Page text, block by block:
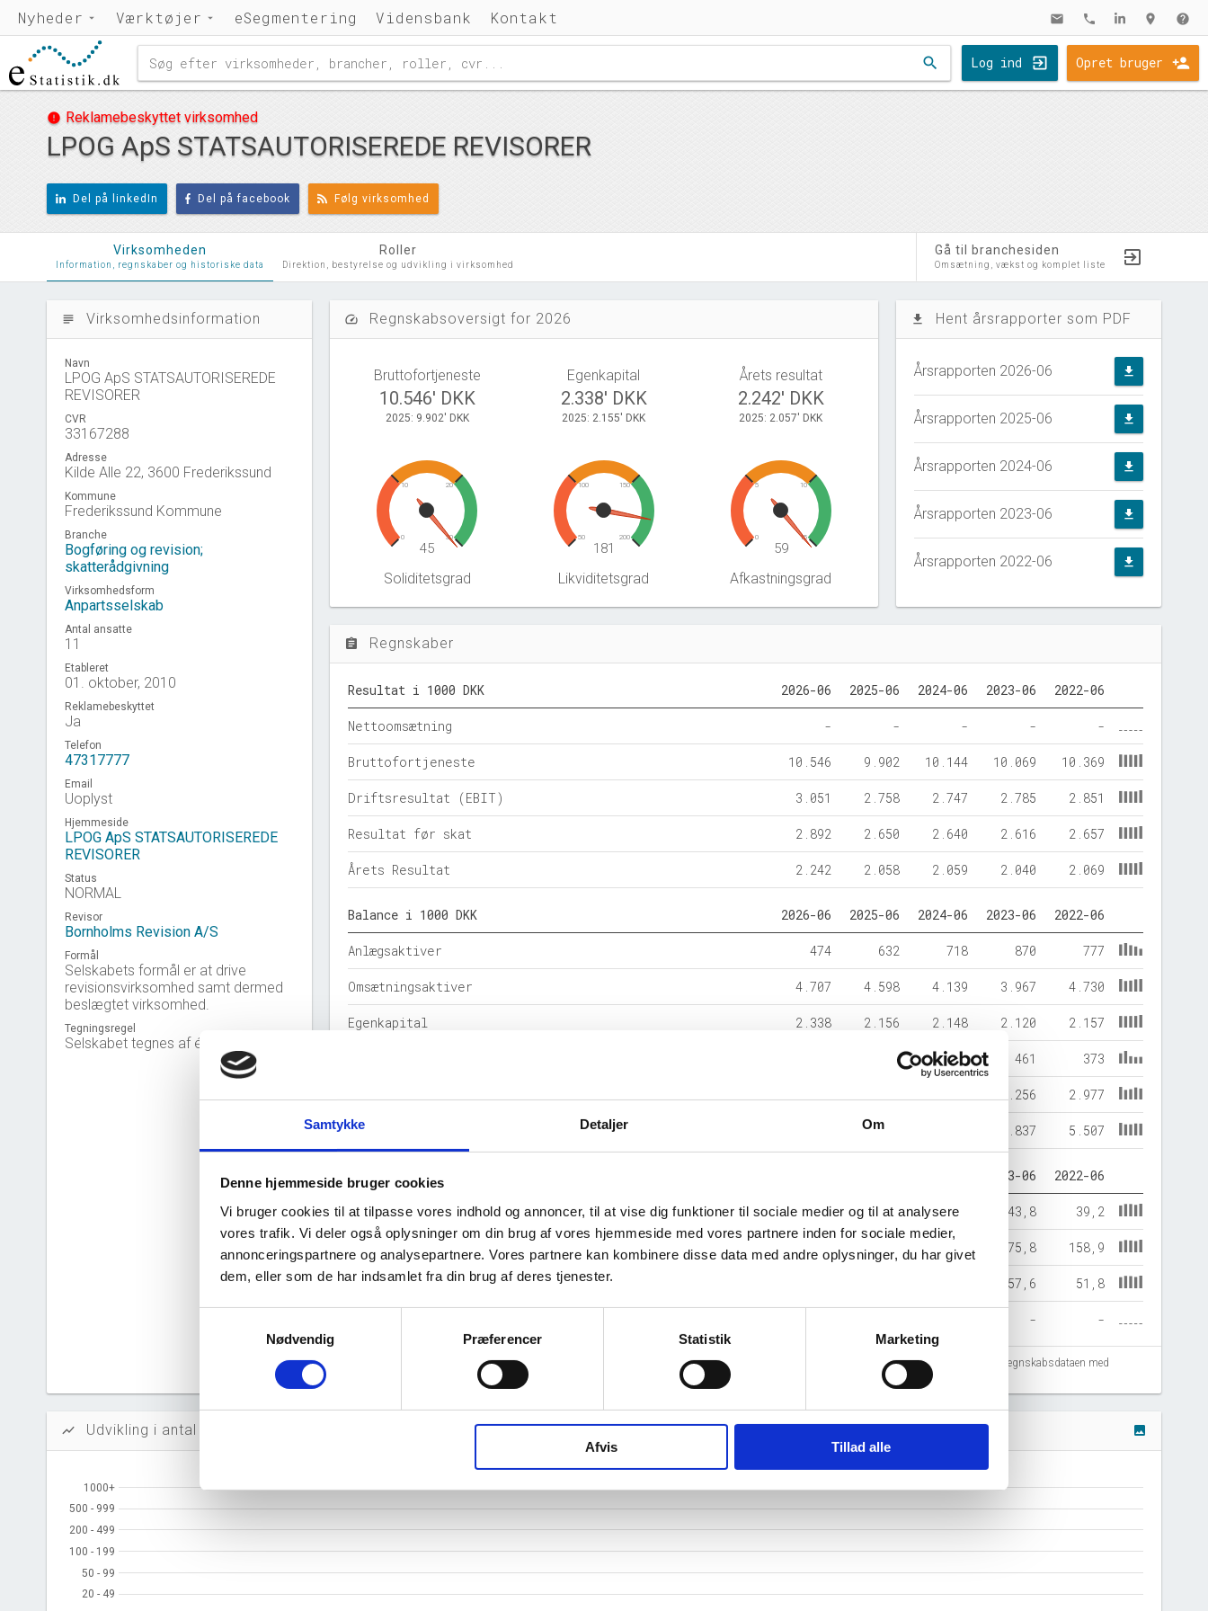
Samtykke Detaljer Om
Denne hjemmeside bruger cookies
Vi bruger cookies til at tilpasse vores indhold og annoncer, til at vise dig funktioner til sociale medier og til at analysere
vores trafik. Vi deler også oplysninger om din brug af vores hjemmeside med vores partnere inden for sociale medier,
annonceringspartnere og analysepartnere. Vores partnere kan kombinere disse data med andre oplysninger, du har givet
dem, eller som de har indsamlet fra din brug af deres tjenester.
Nødvendig
Præferencer Statistik Marketing
Afvis Tillad alle
Nyheder Værktøjer eSegmentering Vidensbank Kontakt mail phone location_on help
search Log ind Opret bruger
error Reklamebeskyttet virksomhed
LPOG ApS STATSAUTORISEREDE REVISORER
Del på linkedIn Del på facebook Følg virksomhed
Virksomheden
Information, regnskaber og historiske data
Roller
Direktion, bestyrelse og udvikling i virksomhed
Gå til branchesiden
Omsætning, vækst og komplet liste
subject Virksomhedsinformation
Navn
LPOG ApS STATSAUTORISEREDE
REVISORER
CVR
33167288
Adresse
Kilde Alle 22, 3600 Frederikssund
Kommune
Frederikssund Kommune
Branche
Bogføring og revision;
skatterådgivning
Virksomhedsform
Anpartsselskab
Antal ansatte
11
Etableret
01. oktober, 2010
Reklamebeskyttet
Ja
Telefon
47317777
Email
Uoplyst
Hjemmeside
LPOG ApS STATSAUTORISEREDE
REVISORER
Status
NORMAL
Revisor
Bornholms Revision A/S
Formål
Selskabets formål er at drive
revisionsvirksomhed samt dermed
beslægtet virksomhed.
Tegningsregel
Selskabet tegnes af én direktør.
speed Regnskabsoversigt for 2026
Bruttofortjeneste
10.546' DKK
2025: 9.902' DKK
Egenkapital
2.338' DKK
2025: 2.155' DKK
Årets resultat
2.242' DKK
2025: 2.057' DKK
0
10 20
30
45
Soliditetsgrad
50
100 150
200
181
Likviditetsgrad
0
5 10
15
59
Afkastningsgrad
file_download Hent årsrapporter som PDF
Årsrapporten 2026-06 file_download
Årsrapporten 2025-06 file_download
Årsrapporten 2024-06 file_download
Årsrapporten 2023-06 file_download
Årsrapporten 2022-06 file_download
assignment Regnskaber
Resultat i 1000 DKK 2026-06 2025-06 2024-06 2023-06 2022-06
Nettoomsætning - - - - -
Bruttofortjeneste 10.546 9.902 10.144 10.069 10.369
Driftsresultat (EBIT) 3.051 2.758 2.747 2.785 2.851
Resultat før skat 2.892 2.650 2.640 2.616 2.657
Årets Resultat 2.242 2.058 2.059 2.040 2.069
Balance i 1000 DKK 2026-06 2025-06 2024-06 2023-06 2022-06
Anlægsaktiver 474 632 718 870 777
Omsætningsaktiver 4.707 4.598 4.139 3.967 4.730
Egenkapital 2.338 2.156 2.148 2.120 2.157
237 267 461 373
2.256 2.977
Årets balance 5.229 4.837 5.507
Nøgletal i % 2023-06 2022-06
Soliditetsgrad 45,1 41,2 44,2 43,8 39,2
Likviditetsgrad 181,1 162,1 169,5 175,8 158,9
Afkastningsgrad 57,6 51,8
- -
Tal fra erhvervsstyrelsens regnskabs-API. eStatistik henviser til Erhvervsstyrelsen ved eventuelle fejlregistreringer. Vi anbefaler at krydstjekke regnskabsdataen med
show_chart Udvikling i antal ansatte image
20 - 49
20 - 49
50 - 99
50 - 99
100 - 199
100 - 199
200 - 499
200 - 499
500 - 999
500 - 999
1000+
1000+